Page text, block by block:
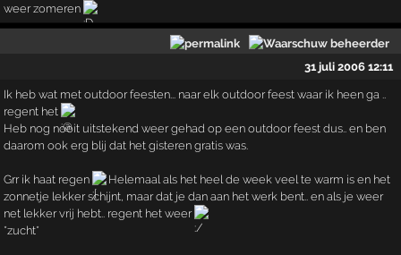
weer zomeren
31 juli 2006 12:11
Ik heb wat met outdoor feesten... naar elk outdoor feest waar ik heen ga ..
regent het
Heb nog nooit uitstekend weer gehad op een outdoor feest dus.. en ben
daarom ook erg blij dat het gisteren gratis was.
Grr ik haat regen
Helemaal als het heel de week veel te warm is en het
zonnetje lekker schijnt, maar dat je dan aan het werk bent.. en als je weer
net lekker vrij hebt.. regent het weer
*zucht*